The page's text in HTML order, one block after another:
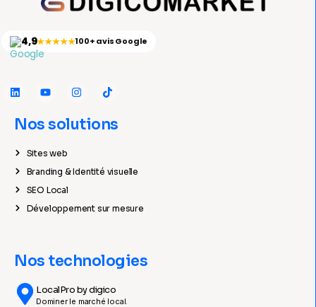
4,9★★★★★100+ avis Google
Nos solutions
Sites web
Branding & Identité visuelle
SEO Local
Développement sur mesure
Nos technologies
LocalPro by digico
Dominer le marché local.